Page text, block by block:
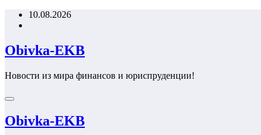
Перейти10.08.2026
Obivka-EKB
Новости из мира финансов и юриспруденции!
Obivka-EKB